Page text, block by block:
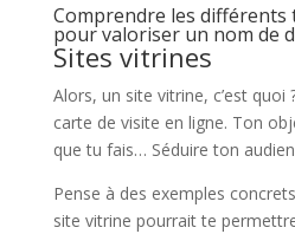
Comprendre les différents
pour valoriser un nom de
Sites vitrines
Alors, un site vitrine, c’est quoi
carte de visite en ligne. Ton
que tu fais… Séduire ton
Pense à des exemples
site vitrine pourrait te